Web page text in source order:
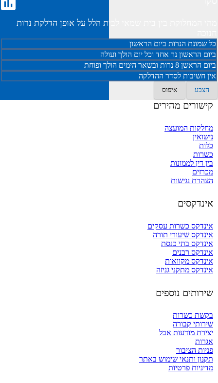
מהי המחלוקת בין בית שמאי לבית הלל על אופן הדלקת נרות
כל שמונת הנרות ביום הראשון
ביום הראשון נר אחד וכל יום הולך ועולה
ביום הראשן 8 נרות ובשאר הימים הולך ופוחת
אין חשיבות לסדר ההדלקה
הצבע איפוס
קישורים מהירים
מחלקות המועצה
נישואין
כלות
כשרות
בין דין לממונות
מכרזים
הצהרת נגישות
אינדקסים
אינדקס כשרות עסקים
אינדקס שיעורי תורה
אינדקס בתי כנסת
אינדקס רבנים
אינדקס מקוואות
אינדקס מתקני גניזה
שירותים נוספים
בקשת כשרות
שירותי קבורה
יצירת מודעות אבל
אגרות
פניות הציבור
תקנון ותנאי שימוש באתר
מדיניות פרטיות